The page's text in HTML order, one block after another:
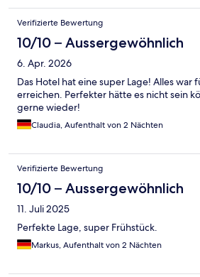
Verifizierte Bewertung
10/10 – Aussergewöhnlich
6. Apr. 2026
Das Hotel hat eine super Lage! Alles war
erreichen. Perfekter hätte es nicht sein
gerne wieder!
Claudia, Aufenthalt von 2 Nächten
Verifizierte Bewertung
10/10 – Aussergewöhnlich
11. Juli 2025
Perfekte Lage, super Frühstück.
Markus, Aufenthalt von 2 Nächten